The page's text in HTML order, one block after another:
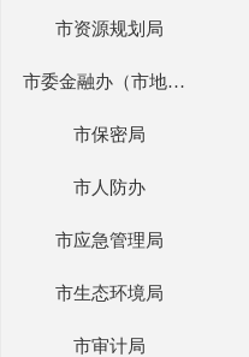
市资源规划局
市委金融办（市地方金融管理局）
市保密局
市人防办
市应急管理局
市生态环境局
市审计局